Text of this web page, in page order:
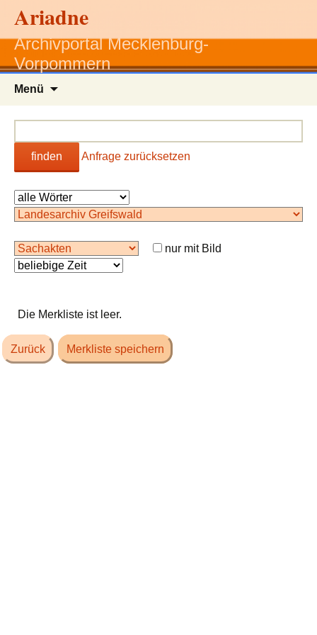
Ariadne
Archivportal Mecklenburg-
Vorpommern
Menü
finden Anfrage zurücksetzen
nur mit Bild
Die Merkliste ist leer.
Zurück Merkliste speichern